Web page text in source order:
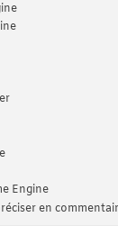
Engine
en